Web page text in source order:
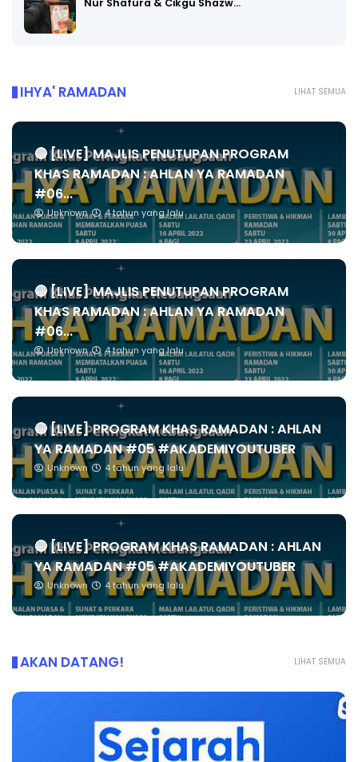
Nur Shafura & Cikgu Shazw…
LIHAT SEMUA
IHYA' RAMADAN
🔴 [LIVE] MAJLIS PENUTUPAN PROGRAM
KHAS RAMADAN : AHLAN YA RAMADAN
#06...
Unknown 4 tahun yang lalu
🔴 [LIVE] MAJLIS PENUTUPAN PROGRAM
KHAS RAMADAN : AHLAN YA RAMADAN
#06...
Unknown 4 tahun yang lalu
🔴 [LIVE] PROGRAM KHAS RAMADAN : AHLAN
YA RAMADAN #05 #AKADEMIYOUTUBER
Unknown 4 tahun yang lalu
🔴 [LIVE] PROGRAM KHAS RAMADAN : AHLAN
YA RAMADAN #05 #AKADEMIYOUTUBER
Unknown 4 tahun yang lalu
LIHAT SEMUA
AKAN DATANG!